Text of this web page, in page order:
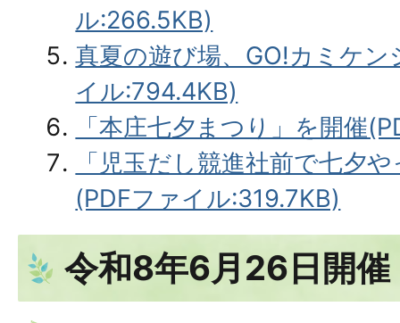
ル:266.5KB)
真夏の遊び場、GO!カミケ
イル:794.4KB)
「本庄七夕まつり」を開催
「児玉だし競進社前で七夕
(PDFファイル:319.7KB)
令和8年6月26日開催